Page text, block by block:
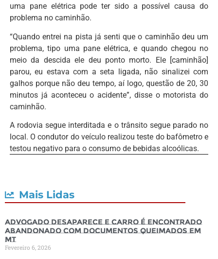
uma pane elétrica pode ter sido a possível causa do
problema no caminhão.
“Quando entrei na pista já senti que o caminhão deu um
problema, tipo uma pane elétrica, e quando chegou no
meio da descida ele deu ponto morto. Ele [caminhão]
parou, eu estava com a seta ligada, não sinalizei com
galhos porque não deu tempo, aí logo, questão de 20, 30
minutos já aconteceu o acidente”, disse o motorista do
caminhão.
A rodovia segue interditada e o trânsito segue parado no
local. O condutor do veículo realizou teste do bafômetro e
testou negativo para o consumo de bebidas alcoólicas.
Mais Lidas
Advogado desaparece e carro é encontrado
abandonado com documentos queimados em
MT
Fevereiro 6, 2026